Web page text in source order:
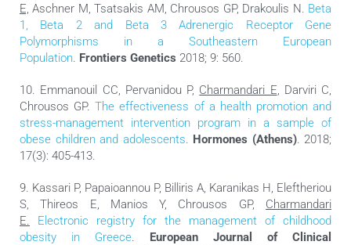
E, Aschner M, Tsatsakis AM, Chrousos GP, Drakoulis N. Beta
1, Beta 2 and Beta 3 Adrenergic Receptor Gene
Polymorphisms in a Southeastern
European
Population. Frontiers Genetics 2018; 9: 560.
10. Emmanouil CC, Pervanidou P, Charmandari E, Darviri C,
Chrousos GP.The effectiveness of a health promotion and
stress-management intervention program in a sample of
obese children and adolescents. Hormones (Athens). 2018;
17(3): 405-413.
9. Kassari P, Papaioannou P, Billiris A, Karanikas H, Eleftheriou
S, Thireos E, Manios Y, Chrousos GP, Charmandari
E.
Electronic registry for the management of childhood
obesity in Greece. European Journal of Clinical